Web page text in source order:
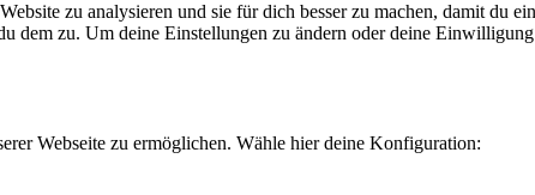
zu analysieren und sie für dich besser zu machen, damit du
dem zu. Um deine Einstellungen zu ändern oder deine
Webseite zu ermöglichen. Wähle hier deine Konfiguration: